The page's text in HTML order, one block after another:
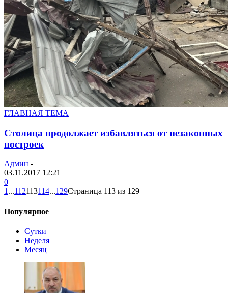
ГЛАВНАЯ ТЕМА
Столица продолжает избавляться от незаконных
построек
Админ -
03.11.2017 12:21
0
1 ...112113114...129Страница 113 из 129
Популярное
Сутки
Неделя
Месяц